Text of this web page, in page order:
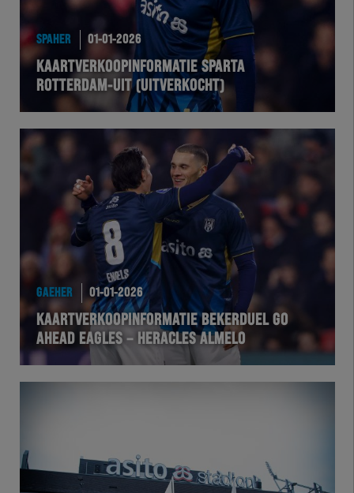
eSports
Academie
SPAHER 01-01-2026
KAARTVERKOOPINFORMATIE SPARTA
ROTTERDAM-UIT (UITVERKOCHT)
GAEHER 01-01-2026
KAARTVERKOOPINFORMATIE BEKERDUEL GO
AHEAD EAGLES – HERACLES ALMELO